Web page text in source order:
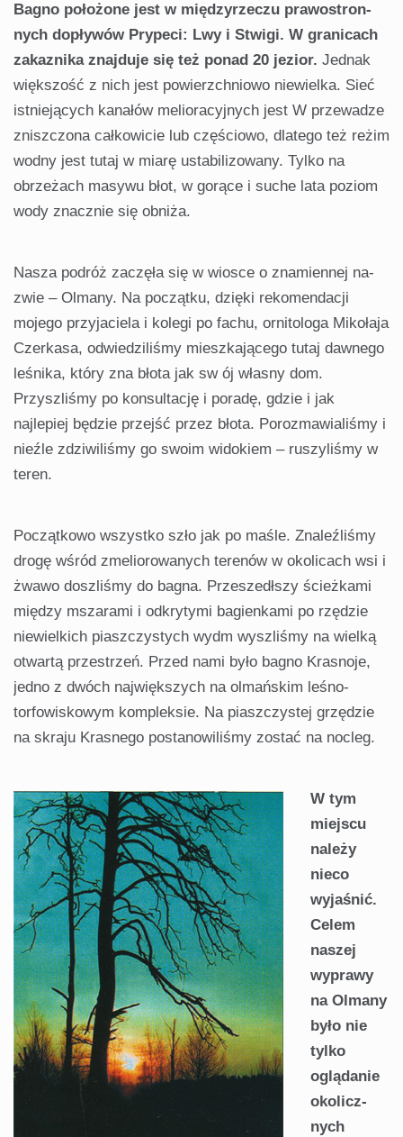
Bagno położone jest w międzyrzeczu prawostron­
nych dopływów Prypeci: Lwy i Stwigi. W granicach
za­kaznika znajduje się też ponad 20 jezior. Jednak
więk­szość z nich jest powierzchniowo niewielka. Sieć
istnieją­cych kanałów melioracyjnych jest W przewadze
zniszczona całkowicie lub częściowo, dlatego też reżim
wodny jest tutaj w miarę ustabilizowany. Tylko na
obrzeżach masywu błot, w gorące i suche lata poziom
wody znacznie się obniża.
Nasza podróż zaczęła się w wiosce o znamiennej na­
zwie – Olmany. Na początku, dzięki rekomendacji
mojego przyjaciela i kolegi po fachu, ornitologa Mikołaja
Czerkasa, odwiedziliśmy mieszkającego tutaj dawnego
leśnika, który zna błota jak sw ój własny dom.
Przyszliśmy po kon­sultację i poradę, gdzie i jak
najlepiej będzie przejść przez błota. Porozmawialiśmy i
nieźle zdziwiliśmy go swoim widokiem – ruszyliśmy w
teren.
Początkowo wszystko szło jak po maśle. Znaleźliśmy
drogę wśród zmeliorowanych terenów w okolicach wsi i
żwawo doszliśmy do bagna. Przeszedłszy ścieżkami
między mszarami i odkrytymi bagienkami po rzędzie
niewielkich piaszczystych wydm wyszliśmy na wielką
otwartą przestrzeń. Przed nami było bagno Krasnoje,
jed­no z dwóch największych na olmańskim leśno-
torfowiskowym kompleksie. Na piaszczystej grzędzie
na skraju Kra­snego postanowiliśmy zostać na nocleg.
W tym
miejscu
należy
nieco
wyjaśnić.
Celem
naszej
wyprawy
na Olmany
było nie
tylko
oglądanie
okolicz­
nych